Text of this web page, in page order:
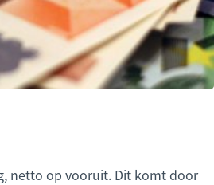
netto op vooruit. Dit komt door